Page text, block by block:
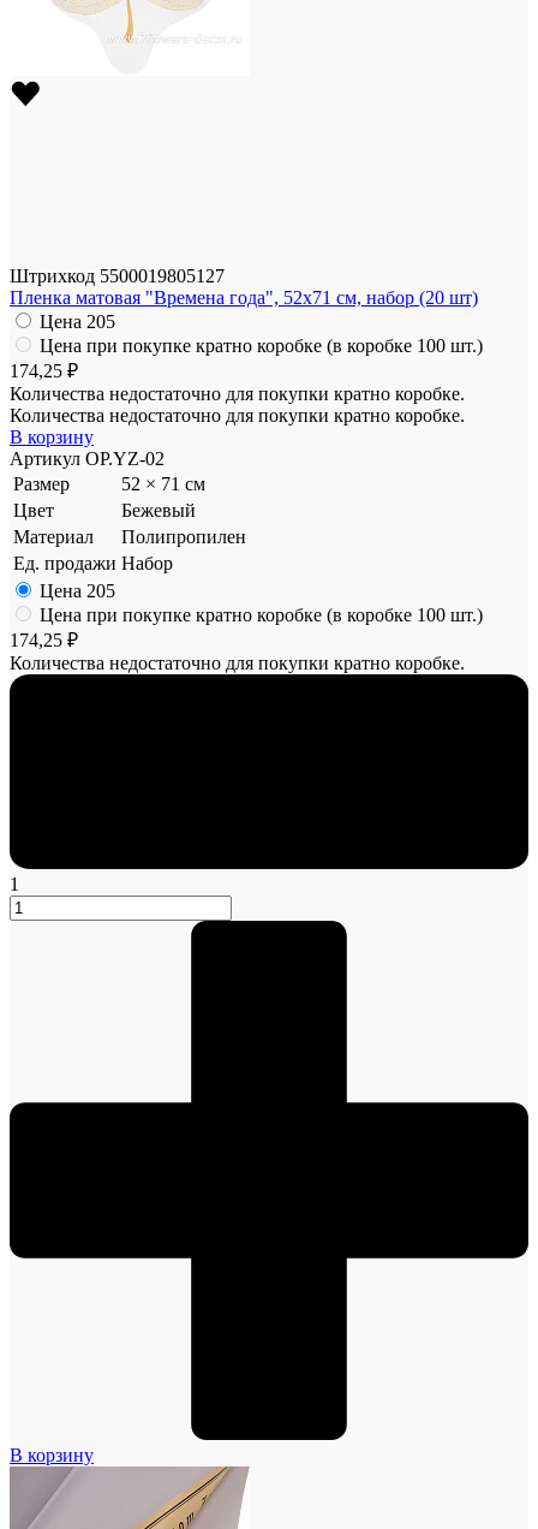
Штрихкод 5500019805127
Пленка матовая "Времена года", 52x71 см, набор (20 шт)
Цена 205
Цена при покупке кратно коробке (в коробке 100 шт.)
174,25 ₽
Количества недостаточно для покупки кратно коробке.
Количества недостаточно для покупки кратно коробке.
В корзину
Артикул OP.YZ-02
Размер
52 × 71 см
Цвет
Бежевый
Материал
Полипропилен
Ед. продажи Набор
Цена 205
Цена при покупке кратно коробке (в коробке 100 шт.)
174,25 ₽
Количества недостаточно для покупки кратно коробке.
1
В корзину